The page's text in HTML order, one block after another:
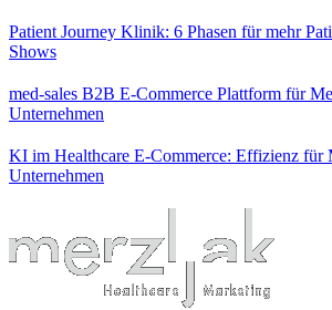
Patient Journey Klinik: 6 Phasen für mehr
Shows
med-sales B2B E-Commerce Plattform für
Unternehmen
KI im Healthcare E-Commerce: Effizienz für
Unternehmen